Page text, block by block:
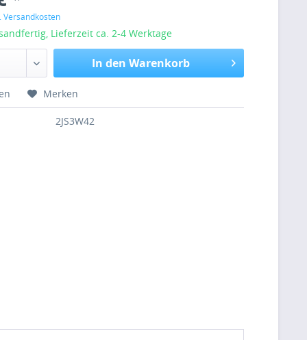
Versandkosten
Lieferzeit ca. 2-4 Werktage
In den Warenkorb
Merken
2JS3W42